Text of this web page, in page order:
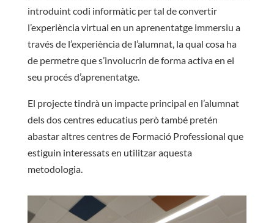
introduint codi informàtic per tal de convertir
l’experiència virtual en un aprenentatge immersiu a
través de l’experiència de l’alumnat, la qual cosa ha
de permetre que s’involucrin de forma activa en el
seu procés d’aprenentatge.
El projecte tindrà un impacte principal en l’alumnat
dels dos centres educatius però també pretén
abastar altres centres de Formació Professional que
estiguin interessats en utilitzar aquesta
metodologia.